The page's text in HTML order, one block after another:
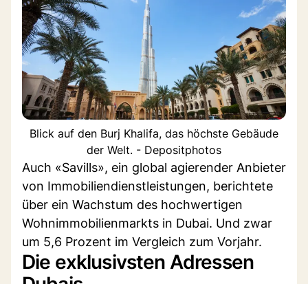
Blick auf den Burj Khalifa, das höchste Gebäude
der Welt. - Depositphotos
Auch «Savills», ein global agierender Anbieter
von Immobiliendienstleistungen, berichtete
über ein Wachstum des hochwertigen
Wohnimmobilienmarkts in Dubai. Und zwar
um 5,6 Prozent im Vergleich zum Vorjahr.
Die exklusivsten Adressen